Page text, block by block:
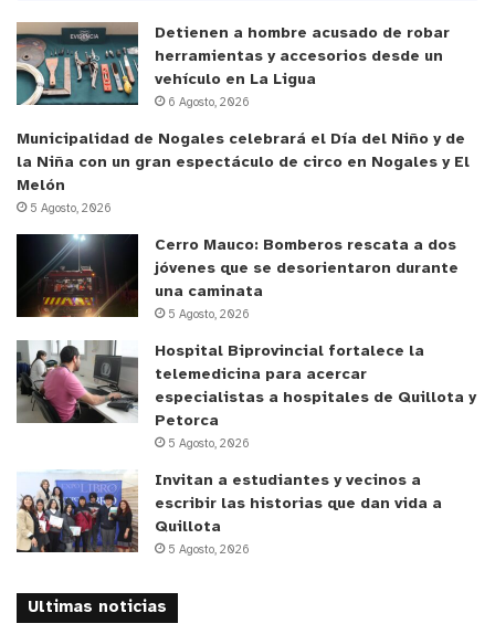
la adjudicación de nuevas licitaciones.
Ofrece un pago líquido cercano 1 millón 500 pesos
mensual (sumando sueldo y viáticos), además de
una serie de beneficios administrables a través del
sistema Talana, que la empresa adquirió para sus
trabajadores especialmente con este objetivo.
Los postulantes deben ingresar a
WWW.GRUPOARTISA.CL, declarando su
experiencia; tener licencia clase A5; con una hoja
de vida del conductor con buenos antecedentes y
salud apta para desempeñar el cargo (se aplican
exámenes médicos previos al contrato); además de
adecuarse a distintos sistemas de jornada y turnos
de trabajo, que permite la ley laboral.
Los elegidos tendrán dos períodos de contrato con
“Nuestra empresa se distingue por valorar mucho a
Detienen a hombre acusado de robar
herramientas y accesorios desde un
vehículo en La Ligua
6 Agosto, 2026
Municipalidad de Nogales celebrará el Día del Niño y de
la Niña con un gran espectáculo de circo en Nogales y El
Melón
5 Agosto, 2026
Cerro Mauco: Bomberos rescata a dos
jóvenes que se desorientaron durante
una caminata
5 Agosto, 2026
Hospital Biprovincial fortalece la
telemedicina para acercar
especialistas a hospitales de Quillota y
Petorca
5 Agosto, 2026
Invitan a estudiantes y vecinos a
escribir las historias que dan vida a
Quillota
5 Agosto, 2026
Ultimas noticias